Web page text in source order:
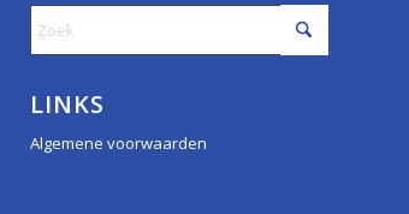
LINKS
Algemene voorwaarden